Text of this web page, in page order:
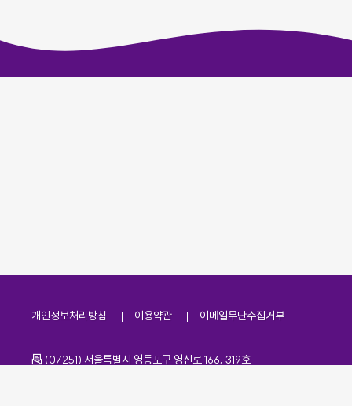
개인정보처리방침 이용약관 이메일무단수집거부
주소
(07251) 서울특별시 영등포구 영신로 166, 319호